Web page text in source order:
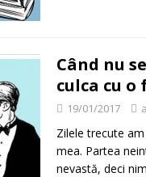
Când nu
culca cu o
19/01/2017
Zilele trecute
mea. Partea
nevastă, deci